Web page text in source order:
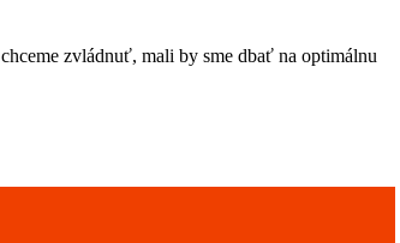
zvládnuť, mali by sme dbať na optimálnu